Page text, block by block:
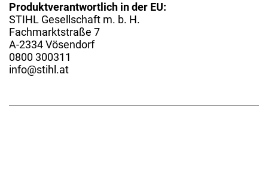
Produktverantwortlich in der EU:
STIHL Gesellschaft m. b. H.
Fachmarktstraße 7
A-2334 Vösendorf
0800 300311
info@stihl.at